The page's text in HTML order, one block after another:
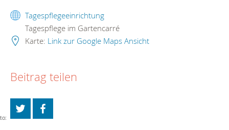
Tagespflegeeinrichtung
Tagespflege im Gartencarré
Karte: Link zur Google Maps Ansicht
Beitrag teilen